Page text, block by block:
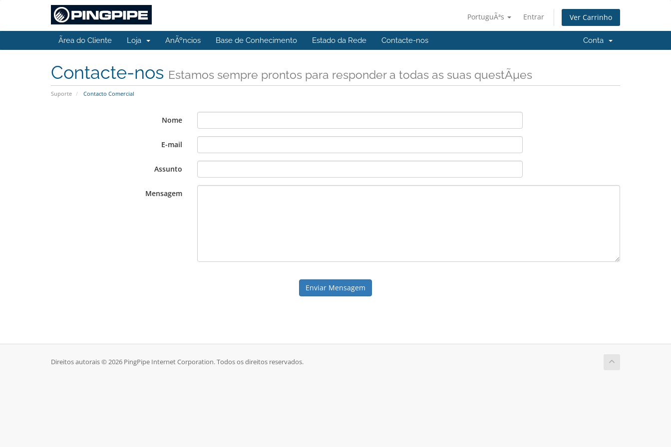
PortuguÃªs Entrar Ver Carrinho
Ãrea do Cliente Loja AnÃºncios Base de Conhecimento Estado da Rede Contacte-nos Conta
Contacte-nos Estamos sempre prontos para responder a todas as suas questÃµes
Suporte Contacto Comercial
Nome
E-mail
Assunto
Mensagem
Enviar Mensagem
Direitos autorais © 2026 PingPipe Internet Corporation. Todos os direitos reservados.